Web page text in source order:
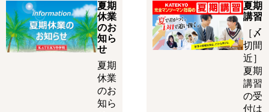
夏期
休業
のお
知ら
せ
夏期
休業
のお
知ら
夏期
講習
［〆
切間
近］
夏期
講習
の受
付は